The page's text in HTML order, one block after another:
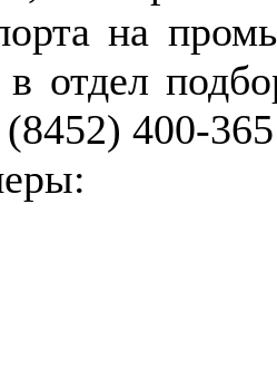
на
в отдел
400-365